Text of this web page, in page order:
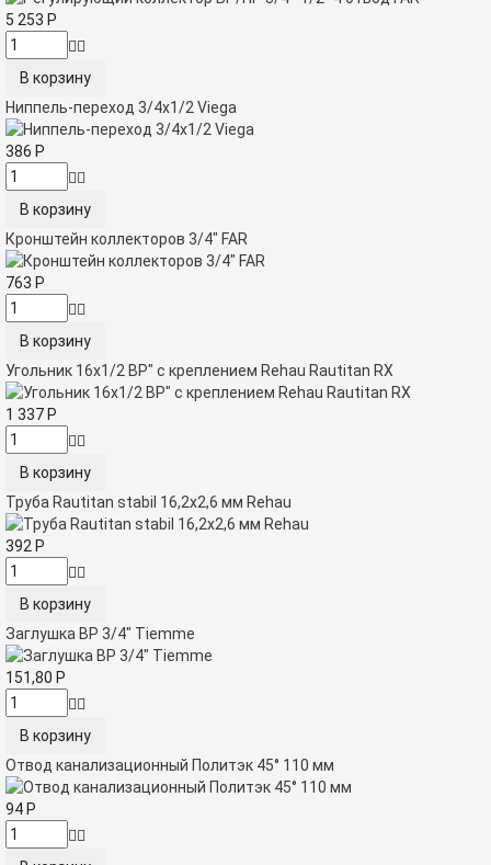
5 253 Р
Ниппель-переход 3/4x1/2 Viega
386 Р
Кронштейн коллекторов 3/4" FAR
763 Р
Угольник 16x1/2 ВР" с креплением Rehau Rautitan RX
1 337 Р
Труба Rautitan stabil 16,2х2,6 мм Rehau
392 Р
Заглушка ВР 3/4" Tiemme
151,80 Р
Отвод канализационный Политэк 45° 110 мм
94 Р